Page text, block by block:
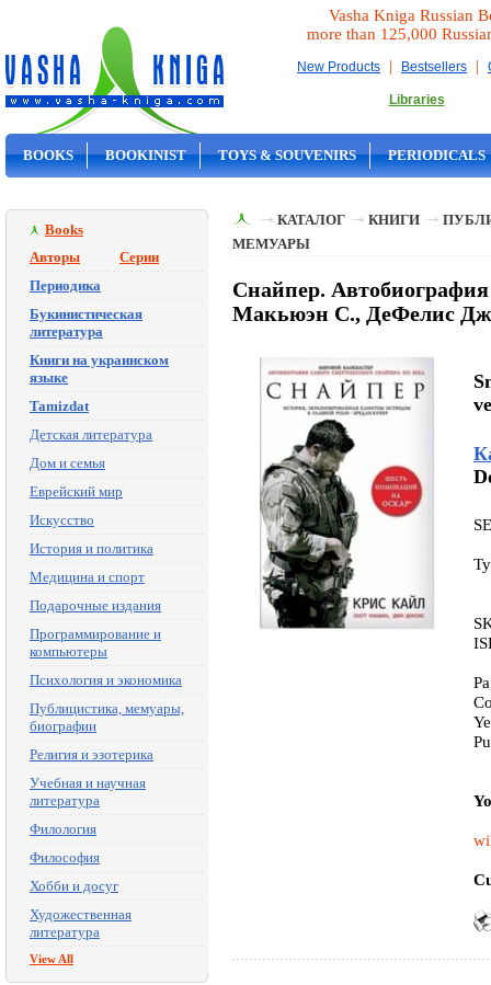
Vasha Kniga Russian
more than 125,000
New Products | Bestsellers |
Libraries
BOOKS BOOKINIST TOYS & SOUVENIRS PERIODICALS
Books
Авторы
Серии
Периодика
Букинистическая
литература
Книги на украинском
языке
Tamizdat
Детская литература
Дом и семья
Еврейский мир
Искусство
История и политика
Медицина и спорт
Подарочные издания
Программирование и
компьютеры
Психология и экономика
Публицистика, мемуары,
биографии
Религия и эзотерика
Учебная и научная
литература
Филология
Философия
Хобби и досуг
Художественная
литература
View All
КАТАЛОГ КНИГИ
МЕМУАРЫ
Снайпер.
Макьюэн С., ДеФелис